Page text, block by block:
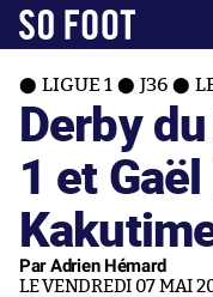
LIGUE 1 J36
Derby
1 et
Par Adrien Hémard
LE VENDREDI 07 MAI